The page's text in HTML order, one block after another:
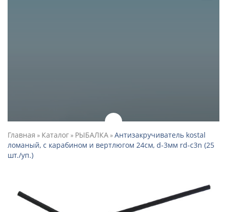
Главная » Каталог» РЫБАЛКА»Антизакручиватель kostal
ломаный, с карабином и вертлюгом 24см, d-3мм rd-c3n (25
шт./уп.)